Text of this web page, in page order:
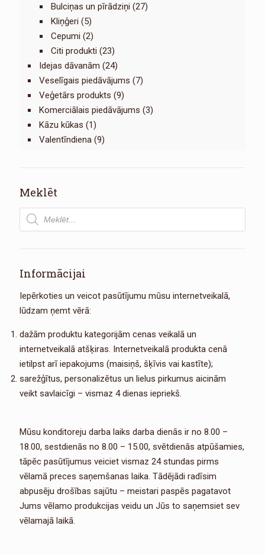
Bulciņas un pīrādziņi (27)
Kliņģeri (5)
Cepumi (2)
Citi produkti (23)
Idejas dāvanām (24)
Veselīgais piedāvājums (7)
Veģetārs produkts (9)
Komerciālais piedāvājums (3)
Kāzu kūkas (1)
Valentīndiena (9)
Meklēt
Products
search
Informācijai
Iepērkoties un veicot pasūtījumu mūsu internetveikalā,
lūdzam ņemt vērā:
dažām produktu kategorijām cenas veikalā un
internetveikalā atšķiras. Internetveikalā produkta cenā
ietilpst arī iepakojums (maisiņš, šķīvis vai kastīte);
sarežģītus, personalizētus un lielus pirkumus aicinām
veikt savlaicīgi – vismaz 4 dienas iepriekš.
Mūsu konditoreju darba laiks darba dienās ir no 8.00 –
18.00, sestdienās no 8.00 – 15.00, svētdienās atpūšamies,
tāpēc pasūtījumus veiciet vismaz 24 stundas pirms
vēlamā preces saņemšanas laika. Tādējādi radīsim
abpusēju drošības sajūtu – meistari paspēs pagatavot
Jums vēlamo produkcijas veidu un Jūs to saņemsiet sev
vēlamajā laikā.